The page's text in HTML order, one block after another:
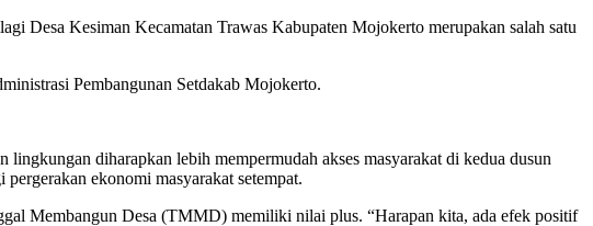
Desa Kesiman Kecamatan Trawas Kabupaten Mojokerto merupakan salah satu
Pembangunan Setdakab Mojokerto.
diharapkan lebih mempermudah akses masyarakat di kedua dusun
ekonomi masyarakat setempat.
Membangun Desa (TMMD) memiliki nilai plus. “Harapan kita, ada efek positif